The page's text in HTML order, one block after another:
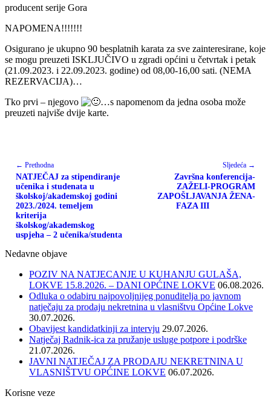
producent serije Gora
NAPOMENA!!!!!!!
Osigurano je ukupno 90 besplatnih karata za sve zainteresirane, koje
se mogu preuzeti ISKLJUČIVO u zgradi općini u četvrtak i petak
(21.09.2023. i 22.09.2023. godine) od 08,00-16,00 sati. (NEMA
REZERVACIJA)…
Tko prvi – njegovo
…s napomenom da jedna osoba može
preuzeti najviše dvije karte.
← Prethodna
NATJEČAJ za stipendiranje
učenika i studenata u
školskoj/akademskoj godini
2023./2024. temeljem
kriterija
školskog/akademskog
uspjeha – 2 učenika/studenta
Sljedeća →
Završna konferencija-
ZAŽELI-PROGRAM
ZAPOŠLJAVANJA ŽENA-
FAZA III
Nedavne objave
POZIV NA NATJECANJE U KUHANJU GULAŠA,
LOKVE 15.8.2026. – DANI OPĆINE LOKVE 06.08.2026.
Odluka o odabiru najpovoljnijeg ponuditelja po javnom
natječaju za prodaju nekretnina u vlasništvu Općine Lokve
30.07.2026.
Obavijest kandidatkinji za intervju 29.07.2026.
Natječaj Radnik-ica za pružanje usluge potpore i podrške
21.07.2026.
JAVNI NATJEČAJ ZA PRODAJU NEKRETNINA U
VLASNIŠTVU OPĆINE LOKVE 06.07.2026.
Korisne veze